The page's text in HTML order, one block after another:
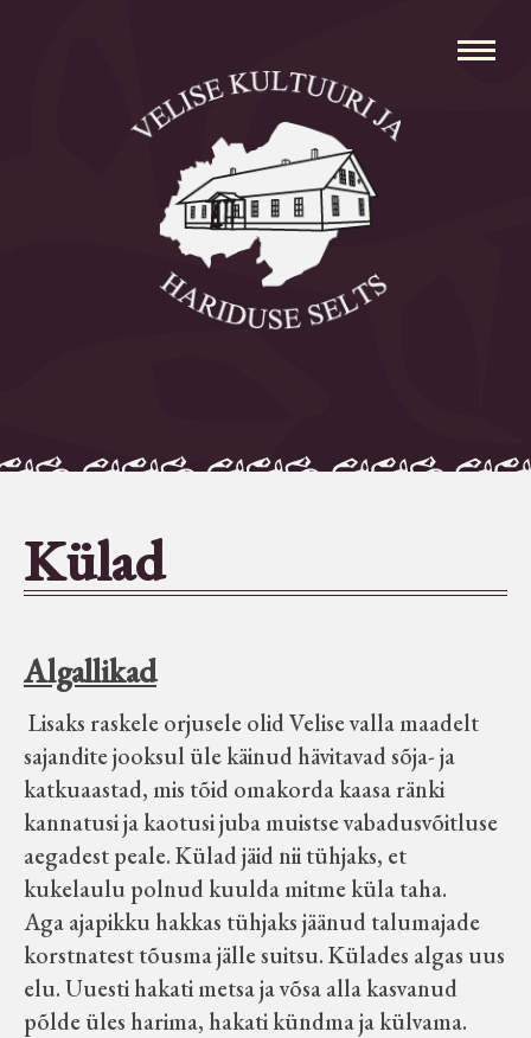
Avaleht
Aleksei Parnabas
Sillaotsa Talumuuseum
Seltsid-ühingud
Tuletõrje
Õpperada
Muud koduloolist Velise mailt
Märjamaa ümbruse valdade
elanike nimekirjad seisuga
15.12.1938
Külad
Algallikad
Lisaks raskele orjusele olid Velise valla maadelt
sajandite jooksul üle käinud hävitavad sõja- ja
katkuaastad, mis tõid omakorda kaasa ränki
kannatusi ja kaotusi juba muistse vabadusvõitluse
aegadest peale. Külad jäid nii tühjaks, et
kukelaulu polnud kuulda mitme küla taha.
Aga ajapikku hakkas tühjaks jäänud talumajade
korstnatest tõusma jälle suitsu. Külades algas uus
elu. Uuesti hakati metsa ja võsa alla kasvanud
põlde üles harima, hakati kündma ja külvama.